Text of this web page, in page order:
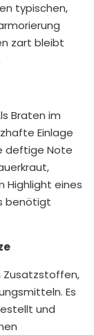
typischen,
zart bleibt
Braten im
Einlage
deftige Note
Highlight eines
benötigt
Zusatzstoffen,
Es
und